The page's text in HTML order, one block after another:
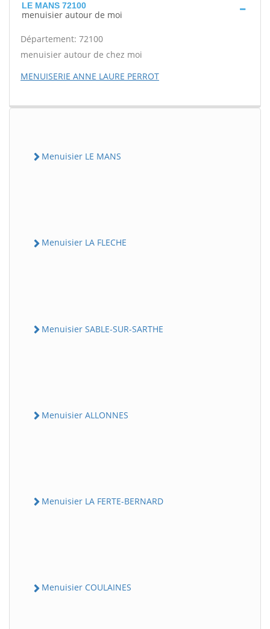
LE MANS 72100
menuisier autour de moi
Département: 72100
menuisier autour de chez moi
MENUISERIE ANNE LAURE PERROT
Menuisier LE MANS
Menuisier LA FLECHE
Menuisier SABLE-SUR-SARTHE
Menuisier ALLONNES
Menuisier LA FERTE-BERNARD
Menuisier COULAINES